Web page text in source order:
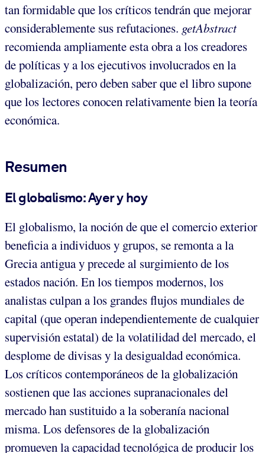
tan formidable que los críticos tendrán que mejorar
considerablemente sus refutaciones. getAbstract
recomienda ampliamente esta obra a los creadores
de políticas y a los ejecutivos involucrados en la
globalización, pero deben saber que el libro supone
que los lectores conocen relativamente bien la teoría
económica.
Resumen
El globalismo: Ayer y hoy
El globalismo, la noción de que el comercio exterior
beneficia a individuos y grupos, se remonta a la
Grecia antigua y precede al surgimiento de los
estados nación. En los tiempos modernos, los
analistas culpan a los grandes flujos mundiales de
capital (que operan independientemente de cualquier
supervisión estatal) de la volatilidad del mercado, el
desplome de divisas y la desigualdad económica.
Los críticos contemporáneos de la globalización
sostienen que las acciones supranacionales del
mercado han sustituido a la soberanía nacional
misma. Los defensores de la globalización
promueven la capacidad tecnológica de producir los